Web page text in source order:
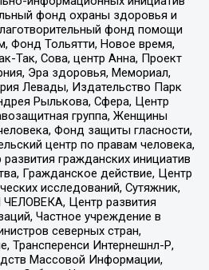
фонд охраны здоровья и
фонд помощи
Фонд Тольятти, Новое время,
Так, Сова, центр Анна, Проект
Эра здоровья, Мемориал,
Левады, Издательство Парк
Рылькова, Сфера, Центр
группа, Женщины
Фонд защиты гласности,
центр по правам человека,
гражданских инициатив
Гражданское действие, Центр
исследований, Сутяжник,
Центр развития
Частное учреждение в
северных стран,
Трансперенси Интернешнл-Р,
Массовой Информации,